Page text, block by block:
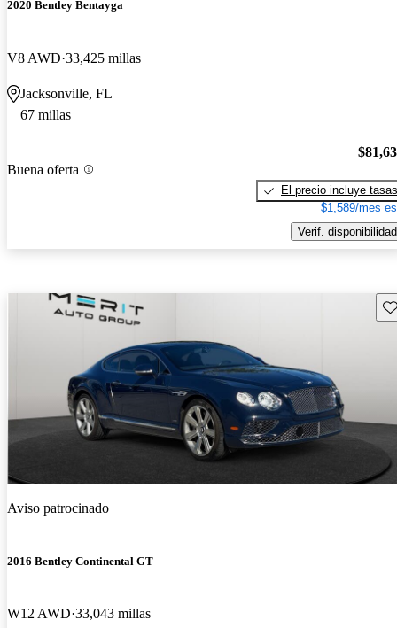
2020 Bentley Bentayga
V8 AWD 33,425 millas
Jacksonville, FL
67 millas
Buena oferta
El precio incluye tasas
$1,589/mes
Verif. disponibilidad
Aviso patrocinado
2016 Bentley Continental GT
W12 AWD 33,043 millas